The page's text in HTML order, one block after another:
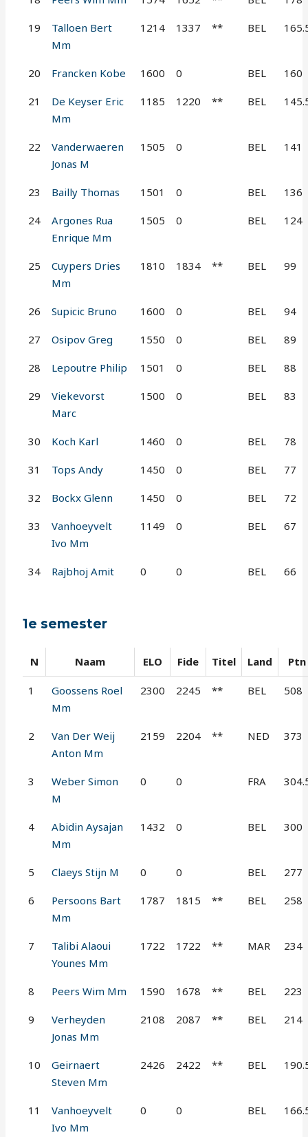
19
Talloen Bert
Mm
1214 1337 ** BEL
20 Francken Kobe 1600 0 BEL 160
21
De Keyser Eric
Mm
1185 1220 ** BEL
22
Vanderwaeren
Jonas M
1505 0 BEL 141
23 Bailly Thomas 1501 0 BEL 136
24
Argones Rua
Enrique Mm
1505 0 BEL 124
25
Cuypers Dries
Mm
1810 1834 ** BEL 99
26 Supicic Bruno 1600 0 BEL 94
27 Osipov Greg 1550 0 BEL 89
28 Lepoutre Philip 1501 0 BEL 88
29
Viekevorst
Marc
1500 0 BEL 83
30 Koch Karl 1460 0 BEL 78
31 Tops Andy 1450 0 BEL 77
32 Bockx Glenn 1450 0 BEL 72
33
Vanhoeyvelt
Ivo Mm
1149 0 BEL 67
34 Rajbhoj Amit 0 0 BEL 66
1e semester
N Naam ELO Fide Titel Land Ptn
1
Goossens Roel
Mm
2300 2245 ** BEL 508
2
Van Der Weij
Anton Mm
2159 2204 ** NED 373
3
Weber Simon
M
0 0 FRA
4
Abidin Aysajan
Mm
1432 0 BEL 300
5 Claeys Stijn M 0 0 BEL 277
6
Persoons Bart
Mm
1787 1815 ** BEL 258
7
Talibi Alaoui
Younes Mm
1722 1722 ** MAR 234
8 Peers Wim Mm 1590 1678 ** BEL 223
9
Verheyden
Jonas Mm
2108 2087 ** BEL 214
10
Geirnaert
Steven Mm
2426 2422 ** BEL
11
Vanhoeyvelt
Ivo Mm
0 0 BEL